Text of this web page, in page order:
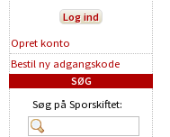
Opret konto
Bestil ny adgangskode
SØG
Søg på Sporskiftet: